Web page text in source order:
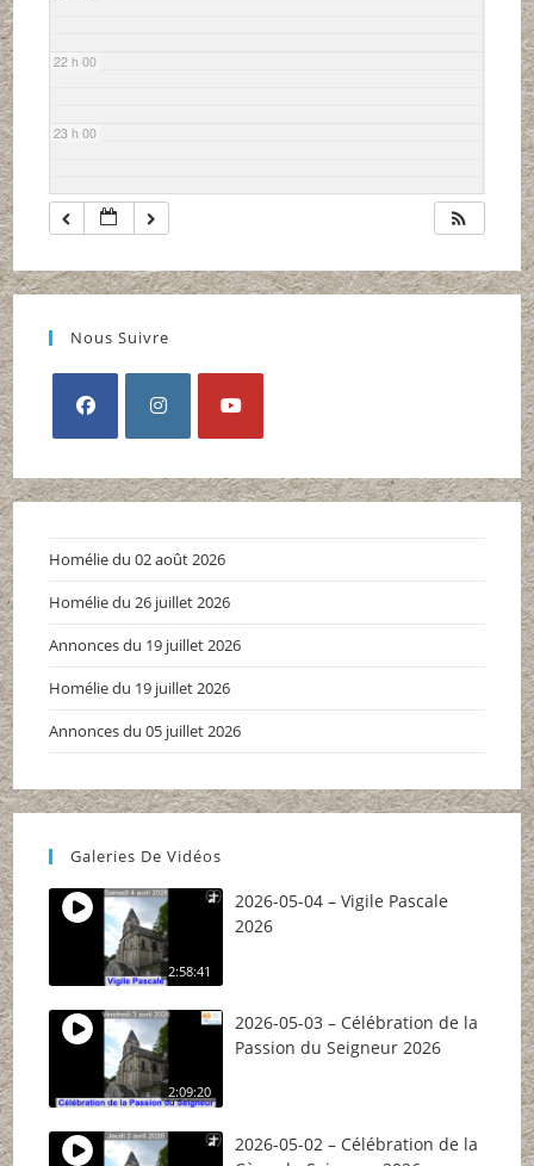
22 h 00
23 h 00
Nous Suivre
dans
onglet
dans
onglet
dans
onglet
Homélie du 02 août 2026
Homélie du 26 juillet 2026
Annonces du 19 juillet 2026
Homélie du 19 juillet 2026
Annonces du 05 juillet 2026
Galeries De Vidéos
2:58:41
2026-05-04 – Vigile Pascale
2026
2:09:20
2026-05-03 – Célébration de la
Passion du Seigneur 2026
2026-05-02 – Célébration de la